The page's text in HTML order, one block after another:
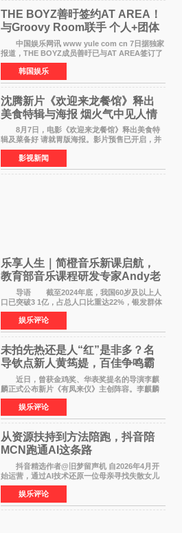
THE BOYZ善旴签约AT AREA！
与Groovy Room联手 个人+团体
活动并行
中国娱乐网讯 www yule com cn 7日据独家
报道，THE BOYZ成员善旴已与AT AREA签订了
专属合约。AT AREA是由知名制作人组合
Groovy Room创立的hip-hop厂牌，旗下拥有多
位实力派音乐人，在韩
韩国娱乐
沈腾新片《欢迎来龙餐馆》释出
美食特辑与海报 烟火气中见人情
温暖
8月7日，电影《欢迎来龙餐馆》释出美食特
辑及菜备好 请就胃版海报。影片预售已开启，并
将于8月8日至10日14:00-21:00举行全国超前点
映。电影《欢迎来龙餐馆》作为战争美食喜剧大
片，讲述了中国
影视新闻
乐享人生｜简橙音乐新课启航，
教育部音乐课程研发专家Andy老
师重磅入驻领航银龄琴声
导语 截至2024年底，我国60岁及以上人
口已突破3 1亿，占总人口比重达22%，银发群体
的精神文化需求日益凸显。2024年1月，国务院办
公厅印发《关于发展银发经济增进老年人福祉的
意见》——这是
娱乐评论
未拍先热还是人“红”是非多？名
导钦点新人黄筠媞，百佳争鸣霸
气回应
近日，曾获金鸡奖、华表奖提名的导演李麒
麟正式公布新片《有凤来仪》主创阵容。李麒麟
早年凭电影《华容道》获得金鸡奖、华表奖提
名，此后长期参与国内外电影制作，其担任制片
人参与的作品亦曾
娱乐评论
从资源扶持到方法陪跑，抖音陪
MCN跑通AI这条路
抖音精选作者@旧梦留声机 自2026年4月开
始运营，通过AI技术还原一位母亲寻找失散女儿
的故事，凭借强情感表达获得大量用户关注，发
布仅21小时便获得超1亿曝光、超1000万互动。
此后，账号持续沿
娱乐评论